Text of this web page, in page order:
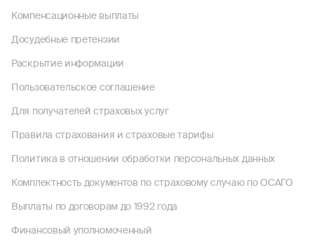
Компенсационные выплаты
Досудебные претензии
Раскрытие информации
Пользовательское соглашение
Для получателей страховых услуг
Правила страхования и страховые тарифы
Политика в отношении обработки персональных данных
Комплектность документов по страховому случаю по ОСАГО
Выплаты по договорам до 1992 года
Финансовый уполномоченный